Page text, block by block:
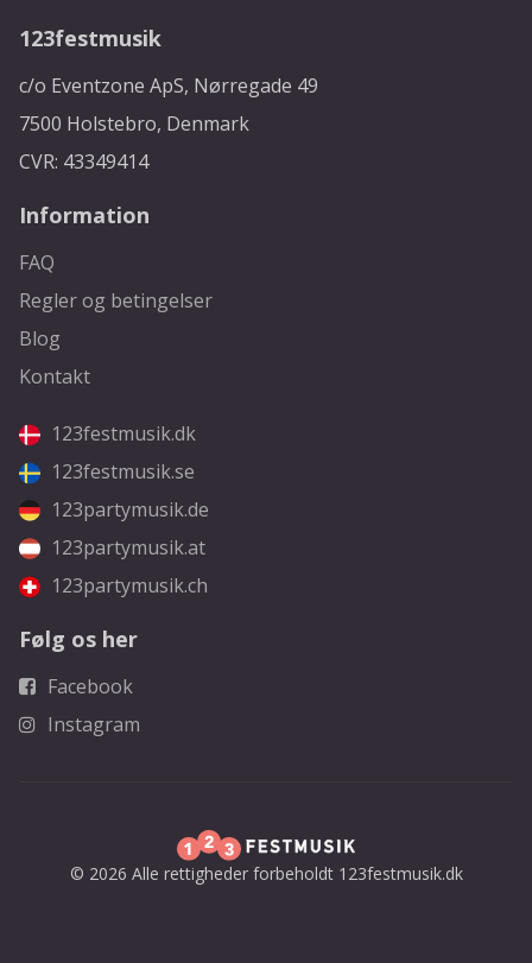
123festmusik
c/o Eventzone ApS, Nørregade 49
7500 Holstebro, Denmark
CVR: 43349414
Information
FAQ
Regler og betingelser
Blog
Kontakt
123festmusik.dk
123festmusik.se
123partymusik.de
123partymusik.at
123partymusik.ch
Følg os her
Facebook
Instagram
© 2026 Alle rettigheder forbeholdt 123festmusik.dk